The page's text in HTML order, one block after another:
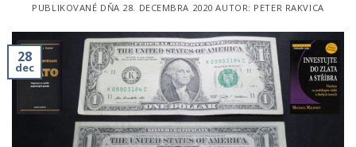
PUBLIKOVANÉ DŇA 28. DECEMBRA 2020 AUTOR: PETER RAKVICA
28
dec